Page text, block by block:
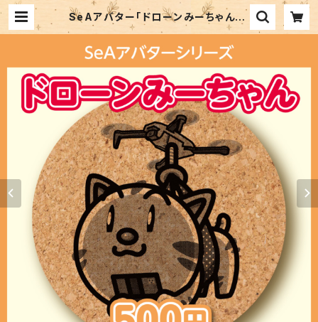
SeAアバター「ドローンみーちゃん」 |
SEA SHOP